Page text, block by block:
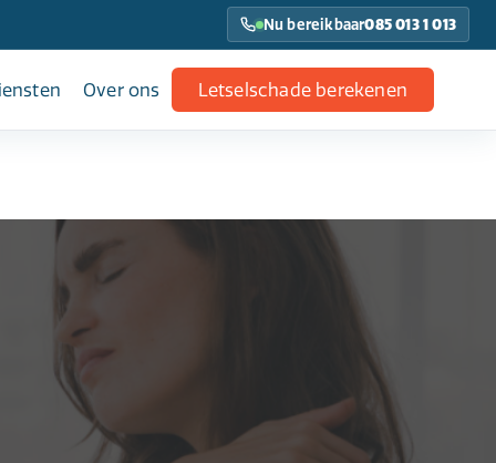
Nu bereikbaar085 013 1 013
Over ons Letselschade berekenen